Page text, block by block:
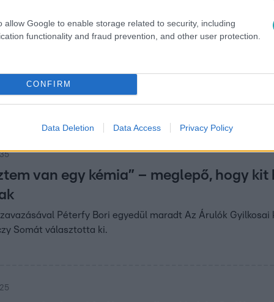
allow Google to enable storage related to security, including
functionality and fraud prevention, and other user protection.
CONFIRM
Data Deletion Data Access Privacy Policy
szaglászni kezd Péterfy Bori után:
megannyi kiszemeltje után most Péterfy Borira
végig, ahogy meggyanúsítják.
van egy kémia” – meglepő, hogy
Péterfy Bori egyedül maradt Az Árulók
Somát választotta ki.